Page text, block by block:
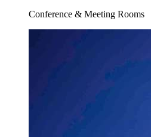
Conference & Meeting Rooms